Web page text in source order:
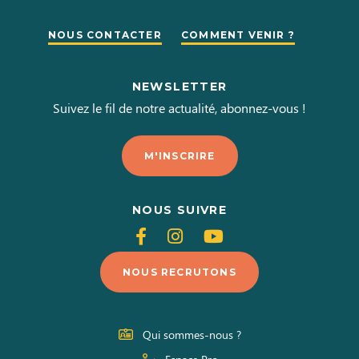
NOUS CONTACTER COMMENT VENIR ?
NEWSLETTER
Suivez le fil de notre actualité, abonnez-vous !
M'INSCRIRE
NOUS SUIVRE
Suivez-
nous
sur
Facebook
Suivez-
nous
sur
Instagram
Suivez-
nous
sur
Youtube
NOUS RECRUTONS
Qui sommes-nous ?